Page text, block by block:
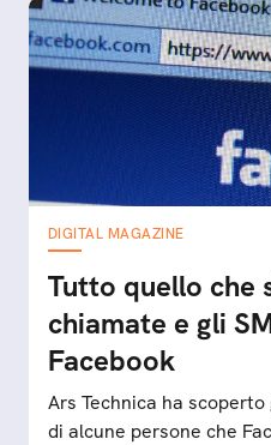
DIGITAL MAGAZINE
Tutto quello che
chiamate e gli
Facebook
Ars Technica ha
di alcune persone che